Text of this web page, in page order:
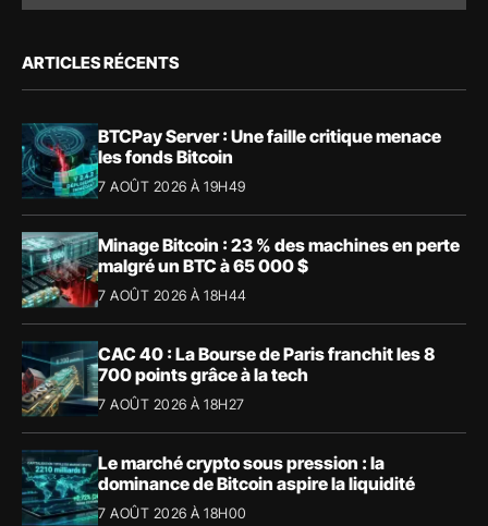
ARTICLES RÉCENTS
BTCPay Server : Une faille critique menace
les fonds Bitcoin
7 AOÛT 2026 À 19H49
Minage Bitcoin : 23 % des machines en perte
malgré un BTC à 65 000 $
7 AOÛT 2026 À 18H44
CAC 40 : La Bourse de Paris franchit les 8
700 points grâce à la tech
7 AOÛT 2026 À 18H27
Le marché crypto sous pression : la
dominance de Bitcoin aspire la liquidité
7 AOÛT 2026 À 18H00